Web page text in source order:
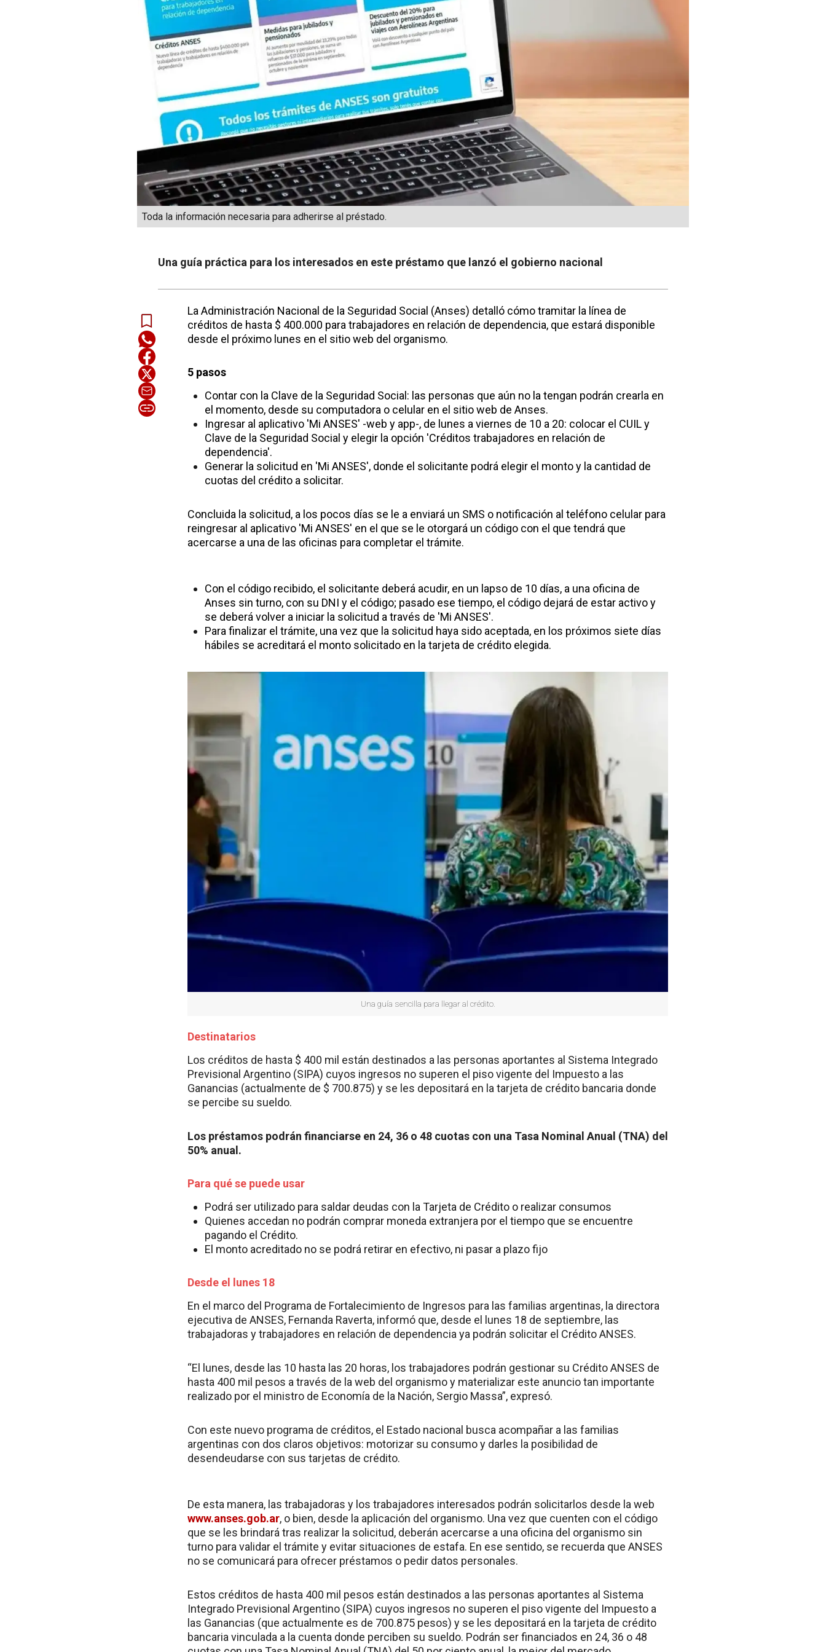
Toda la información necesaria para adherirse al préstado.
Una guía práctica para los interesados en este préstamo que lanzó el gobierno nacional
La Administración Nacional de la Seguridad Social (Anses) detalló cómo tramitar la línea de
créditos de hasta $ 400.000 para trabajadores en relación de dependencia, que estará disponible
desde el próximo lunes en el sitio web del organismo.
5 pasos
Contar con la Clave de la Seguridad Social: las personas que aún no la tengan podrán crearla en
el momento, desde su computadora o celular en el sitio web de Anses.
Ingresar al aplicativo 'Mi ANSES' -web y app-, de lunes a viernes de 10 a 20: colocar el CUIL y
Clave de la Seguridad Social y elegir la opción 'Créditos trabajadores en relación de
dependencia'.
Generar la solicitud en 'Mi ANSES', donde el solicitante podrá elegir el monto y la cantidad de
cuotas del crédito a solicitar.
Concluida la solicitud, a los pocos días se le a enviará un SMS o notificación al teléfono celular para
reingresar al aplicativo 'Mi ANSES' en el que se le otorgará un código con el que tendrá que
acercarse a una de las oficinas para completar el trámite.
Con el código recibido, el solicitante deberá acudir, en un lapso de 10 días, a una oficina de
Anses sin turno, con su DNI y el código; pasado ese tiempo, el código dejará de estar activo y
se deberá volver a iniciar la solicitud a través de 'Mi ANSES'.
Para finalizar el trámite, una vez que la solicitud haya sido aceptada, en los próximos siete días
hábiles se acreditará el monto solicitado en la tarjeta de crédito elegida.
Una guía sencilla para llegar al crédito.
Destinatarios
Los créditos de hasta $ 400 mil están destinados a las personas aportantes al Sistema Integrado
Previsional Argentino (SIPA) cuyos ingresos no superen el piso vigente del Impuesto a las
Ganancias (actualmente de $ 700.875) y se les depositará en la tarjeta de crédito bancaria donde
se percibe su sueldo.
Los préstamos podrán financiarse en 24, 36 o 48 cuotas con una Tasa Nominal Anual (TNA) del
50% anual.
Para qué se puede usar
Podrá ser utilizado para saldar deudas con la Tarjeta de Crédito o realizar consumos
Quienes accedan no podrán comprar moneda extranjera por el tiempo que se encuentre
pagando el Crédito.
El monto acreditado no se podrá retirar en efectivo, ni pasar a plazo fijo
Desde el lunes 18
En el marco del Programa de Fortalecimiento de Ingresos para las familias argentinas, la directora
ejecutiva de ANSES, Fernanda Raverta, informó que, desde el lunes 18 de septiembre, las
trabajadoras y trabajadores en relación de dependencia ya podrán solicitar el Crédito ANSES.
“El lunes, desde las 10 hasta las 20 horas, los trabajadores podrán gestionar su Crédito ANSES de
hasta 400 mil pesos a través de la web del organismo y materializar este anuncio tan importante
realizado por el ministro de Economía de la Nación, Sergio Massa”, expresó.
Con este nuevo programa de créditos, el Estado nacional busca acompañar a las familias
argentinas con dos claros objetivos: motorizar su consumo y darles la posibilidad de
desendeudarse con sus tarjetas de crédito.
De esta manera, las trabajadoras y los trabajadores interesados podrán solicitarlos desde la web
www.anses.gob.ar, o bien, desde la aplicación del organismo. Una vez que cuenten con el código
que se les brindará tras realizar la solicitud, deberán acercarse a una oficina del organismo sin
turno para validar el trámite y evitar situaciones de estafa. En ese sentido, se recuerda que ANSES
no se comunicará para ofrecer préstamos o pedir datos personales.
Estos créditos de hasta 400 mil pesos están destinados a las personas aportantes al Sistema
Integrado Previsional Argentino (SIPA) cuyos ingresos no superen el piso vigente del Impuesto a
las Ganancias (que actualmente es de 700.875 pesos) y se les depositará en la tarjeta de crédito
bancaria vinculada a la cuenta donde perciben su sueldo. Podrán ser financiados en 24, 36 o 48